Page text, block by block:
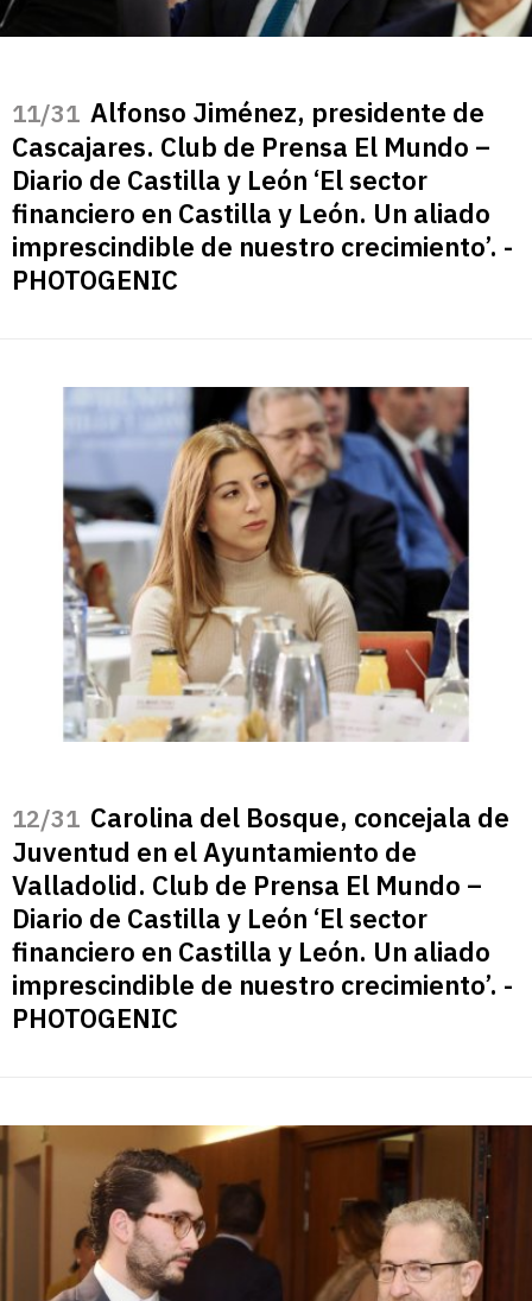
/31 Alfonso Jiménez, presidente de
Cascajares. Club de Prensa El Mundo –
Diario de Castilla y León ‘El sector
financiero en Castilla y León. Un aliado
imprescindible de nuestro crecimiento’. -
PHOTOGENIC
/31 Carolina del Bosque, concejala de
Juventud en el Ayuntamiento de
Valladolid. Club de Prensa El Mundo –
Diario de Castilla y León ‘El sector
financiero en Castilla y León. Un aliado
imprescindible de nuestro crecimiento’. -
PHOTOGENIC